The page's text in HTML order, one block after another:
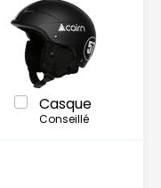
Casque
Conseillé